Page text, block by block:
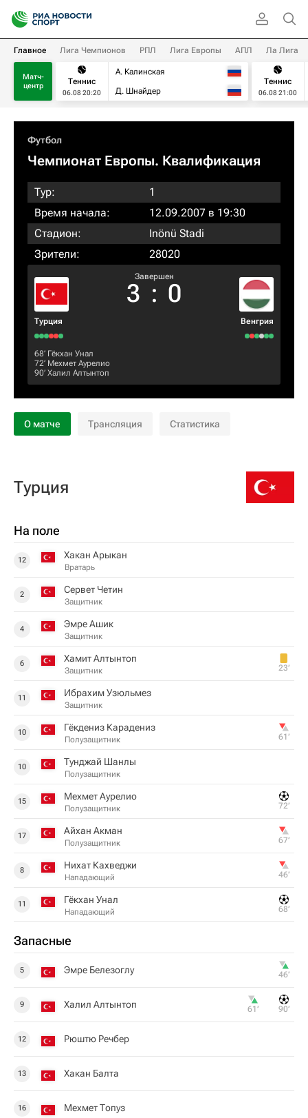
Главное Лига Чемпионов РПЛ Лига Европы АПЛ Ла Лига
Матч-
центр
Теннис
06.08 20:20
А. Калинская
Д. Шнайдер
Теннис
06.08 21:00
Футбол
Чемпионат Европы. Квалификация​
Тур:
1
Время начала:
12.09.2007 в 19:30
Стадион:
Inönü Stadi
Зрители:
28020
Турция
Завершен
3 : 0
Венгрия
68‎’‎ Гёкхан Унал
72‎’‎ Мехмет Аурелио
90‎’‎ Халил Алтынтоп
О матче Трансляция Статистика
Турция
На поле
12 Хакан Арыкан
Вратарь
2 Сервет Четин
Защитник
4 Эмре Ашик
Защитник
6 Хамит Алтынтоп
Защитник 23‎’‎
11 Ибрахим Узюльмез
Защитник
10 Гёкдениз Карадениз
Полузащитник 61‎’‎
10 Тунджай Шанлы
Полузащитник
15 Мехмет Аурелио
Полузащитник 72‎’‎
17 Айхан Акман
Полузащитник 67‎’‎
8 Нихат Кахведжи
Нападающий 46‎’‎
11 Гёкхан Унал
Нападающий 68‎’‎
Запасные
5 Эмре Белезоглу 46‎’‎
9 Халил Алтынтоп 61‎’‎ 90‎’‎
12 Рюштю Речбер
13 Хакан Балта
16 Мехмет Топуз